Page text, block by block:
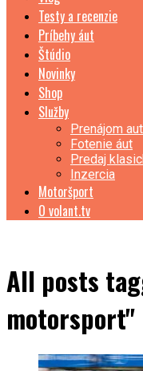
Testy a recenzie
Príbehy áut
Štúdio
Novinky
Shop
Služby
Prenájom
Fotenie áut
Predaj
Inzercia
Motoršport
O volant.tv
All posts
motorsport"